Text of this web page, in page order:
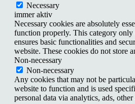
Necessary
immer aktiv
Necessary cookies are absolutely
function properly. This category only
ensures basic functionalities and
website. These cookies do not store
Non-necessary
Non-necessary
Any cookies that may not be
website to function and is used
personal data via analytics, ads,